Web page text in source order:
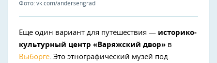
Фото: vk.com/andersengrad
Еще один вариант для путешествия — историко-
культурный центр «Варяжский двор» в
Выборге. Это этнографический музей под